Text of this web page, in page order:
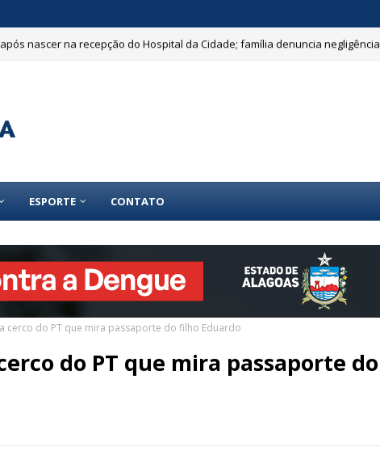
nascer na recepção do Hospital da Cidade; família denuncia negligência
ESPORTE CONTATO
cerco do PT que mira passaporte do filho Eduardo
do PT que mira passaporte do